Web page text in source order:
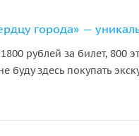
рублей за билет, 800
буду здесь покупать